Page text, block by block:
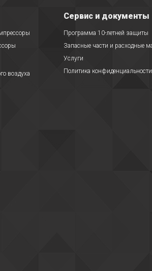
воздуха
Сервис и документы
Программа 10-летней защиты
Запасные части и расходные
Услуги
Политика конфиденциальности